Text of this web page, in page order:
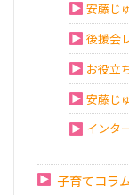
安藤じ
後援会
お役立
安藤じ
インタ
子育てコラ